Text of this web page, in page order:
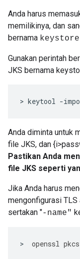
Anda harus
memilikinya, dan
bernama
Gunakan perintah
JKS bernama
> keytool -
Anda diminta untuk
file JKS, dan
Pastikan Anda
file JKS seperti
Jika Anda harus
mengonfigurasi
sertakan "-name"
> openssl